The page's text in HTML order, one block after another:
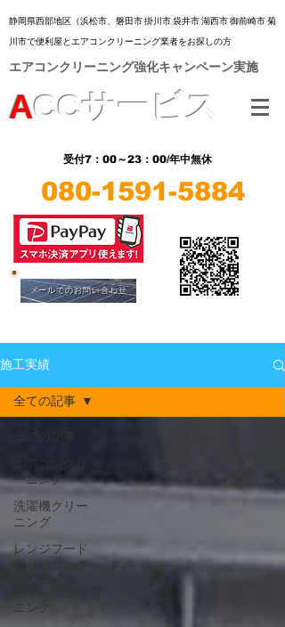
静岡県西部地区（浜松市、 磐田市 掛川市 袋井市 湖西市 御前崎市 菊
川市で便利屋とエアコンクリーニング業者をお探しの方
​エアコンクリーニング強化キャンペーン実施
ACCサービス
受付7：00～23：00/年中無休
080-1591-5884
メールでのお問い合わせ
​LINE
施工実績
エアコンクリ
ーニング
洗濯機クリー
ニング
レンジフード
クリーニング
ニング
全ての記事